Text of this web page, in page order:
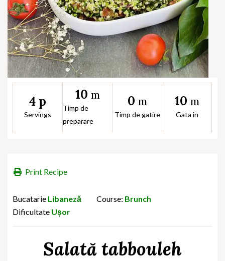
4 p
Servings
10 m
Timp de
preparare
0 m
Timp de gatire
10 m
Gata in
Print Recipe
Bucatarie Libaneză Course: Brunch
Dificultate Ușor
Salată tabbouleh